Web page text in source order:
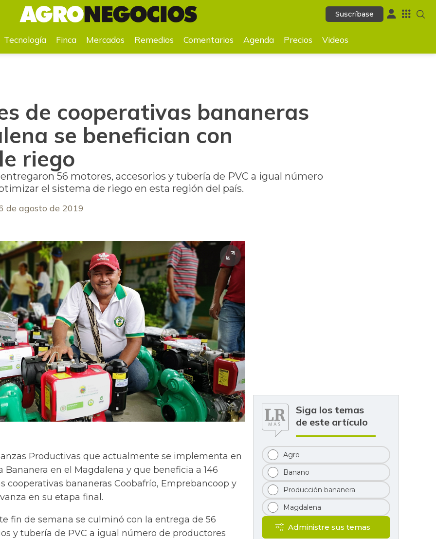
Suscríbase
se benefician con sistemas de riego
Suscríbase
Tecnología Finca Mercados Remedios Comentarios Agenda Precios Videos
de cooperativas bananeras
se benefician con
riego
56 motores, accesorios y tubería de PVC a igual número
el sistema de riego en esta región del país.
de agosto de 2019
Productivas que actualmente se implementa en
Bananera en el Magdalena y que beneficia a 146
cooperativas bananeras Coobafrío, Emprebancoop y
en su etapa final.
fin de semana se culminó con la entrega de 56
y tubería de PVC a igual número de productores
Siga los temas
de este artículo
Agro
Banano
Producción bananera
Magdalena
Administre sus temas